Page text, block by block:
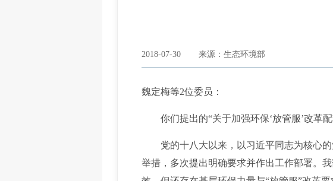
2018-07-30 来源：生态环境部
魏定梅等2位委员：
你们提出的“关于加强环保‘放管服’改革配
党的十八大以来，以习近平同志为核心的
举措，多次提出明确要求并作出工作部署。